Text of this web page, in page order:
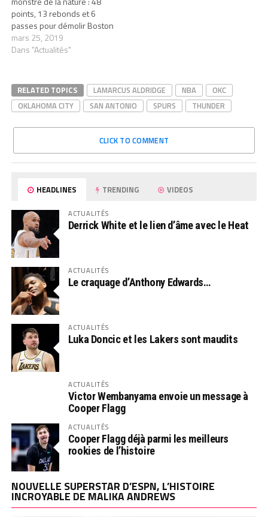
points, 13 rebonds et 6
passes pour démolir Boston
mars 25, 2019
Dans "Actualités"
RELATED TOPICS LAMARCUS ALDRIDGE NBA
OKC
OKLAHOMA CITY
SAN ANTONIO SPURS THUNDER
CLICK TO COMMENT
HEADLINES TRENDING VIDEOS
ACTUALITÉS
Derrick White et le lien d’âme avec le Heat
ACTUALITÉS
Le craquage d’Anthony Edwards…
ACTUALITÉS
Luka Doncic et les Lakers sont maudits
ACTUALITÉS
Victor Wembanyama envoie un message à
Cooper Flagg
ACTUALITÉS
Cooper Flagg déjà parmi les meilleurs
rookies de l’histoire
NOUVELLE SUPERSTAR D’ESPN, L’HISTOIRE
INCROYABLE DE MALIKA ANDREWS